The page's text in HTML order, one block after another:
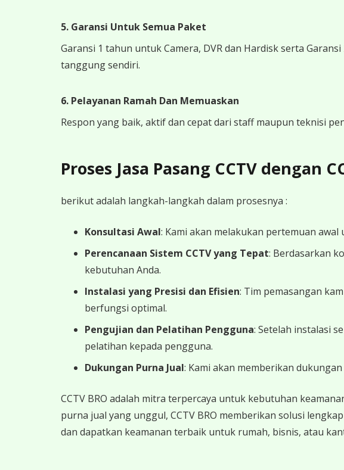
5. Garansi Untuk Semua Paket
Garansi 1 tahun untuk Camera, DVR dan Hardisk serta
tanggung sendiri.
6. Pelayanan Ramah Dan Memuaskan
Respon yang baik, aktif dan cepat dari staff maupun teknisi
Proses Jasa Pasang CCTV dengan
berikut adalah langkah-langkah dalam prosesnya :
Konsultasi Awal: Kami akan melakukan pertemuan
Perencanaan Sistem CCTV yang Tepat: Berdasarkan
kebutuhan Anda.
Instalasi yang Presisi dan Efisien: Tim pemasangan
berfungsi optimal.
Pengujian dan Pelatihan Pengguna: Setelah instalasi
pelatihan kepada pengguna.
Dukungan Purna Jual: Kami akan memberikan
CCTV BRO adalah mitra terpercaya untuk kebutuhan
purna jual yang unggul, CCTV BRO memberikan solusi
dan dapatkan keamanan terbaik untuk rumah, bisnis, atau